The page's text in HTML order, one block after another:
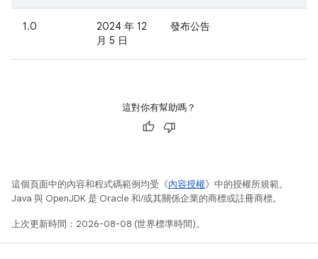
1.0
2024 年 12
月 5 日
發布公告
這對你有幫助嗎？
這個頁面中的內容和程式碼範例均受《內容授權》中的授權所規範。
Java 與 OpenJDK 是 Oracle 和/或其關係企業的商標或註冊商標。
上次更新時間：2026-08-08 (世界標準時間)。